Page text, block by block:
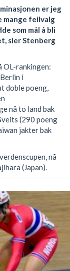
er jeg
mange feilvalg
som mål å bli
sier Stenberg
OL-rankingen:
i
doble poeng,
nå to land bak
(290 poeng
jakter bak
nå
(Japan).